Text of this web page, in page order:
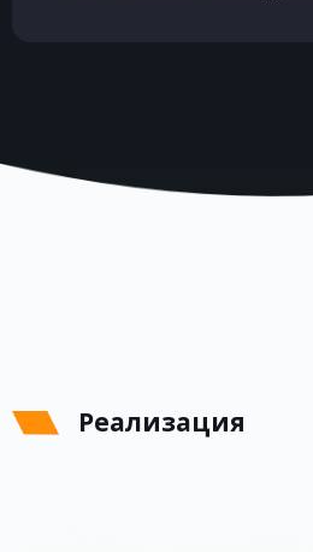
Реализация